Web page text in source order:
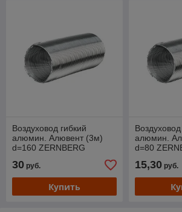
Воздуховод гибкий
алюмин. Алювент (3м)
d=160 ZERNBERG
30 руб.
Купить
Воздуховод
алюмин.
d=80
15,30руб.